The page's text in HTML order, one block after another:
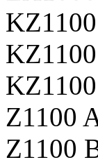
Z1100
Z1100